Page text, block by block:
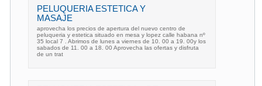
PELUQUERIA ESTETICA Y
MASAJE
aprovecha los precios de apertura del nuevo centro de
peluqueria y estetica situado en mesa y lopez calle habana nº
35 local 7 . Abrimos de lunes a viernes de 10. 00 a 19. 00y los
sabados de 11. 00 a 18. 00 Aprovecha las ofertas y disfruta
de un trat